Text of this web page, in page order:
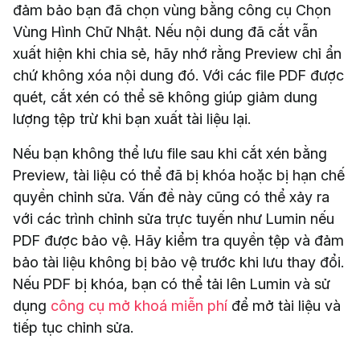
đảm bảo bạn đã chọn vùng bằng công cụ Chọn
Vùng Hình Chữ Nhật. Nếu nội dung đã cắt vẫn
xuất hiện khi chia sẻ, hãy nhớ rằng Preview chỉ ẩn
chứ không xóa nội dung đó. Với các file PDF được
quét, cắt xén có thể sẽ không giúp giảm dung
lượng tệp trừ khi bạn xuất tài liệu lại.
Nếu bạn không thể lưu file sau khi cắt xén bằng
Preview, tài liệu có thể đã bị khóa hoặc bị hạn chế
quyền chỉnh sửa. Vấn đề này cũng có thể xảy ra
với các trình chỉnh sửa trực tuyến như Lumin nếu
PDF được bảo vệ. Hãy kiểm tra quyền tệp và đảm
bảo tài liệu không bị bảo vệ trước khi lưu thay đổi.
Nếu PDF bị khóa, bạn có thể tải lên Lumin và sử
dụng công cụ mở khoá miễn phí để mở tài liệu và
tiếp tục chỉnh sửa.